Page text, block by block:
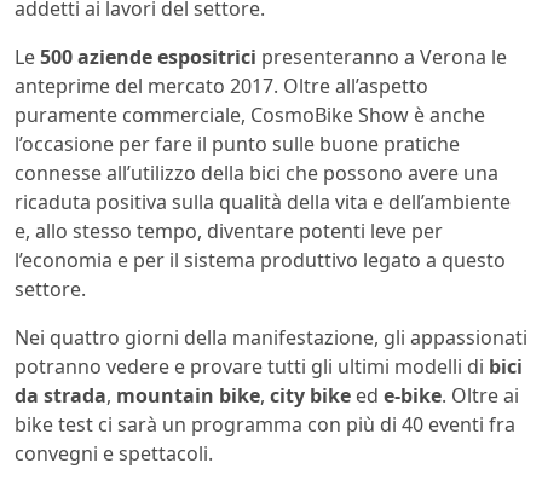
addetti ai lavori del settore.
Le500 aziende espositrici presenteranno a Verona le
anteprime del mercato 2017. Oltre all’aspetto
puramente commerciale, CosmoBike Show è anche
l’occasione per fare il punto sulle buone pratiche
connesse all’utilizzo della bici che possono avere una
ricaduta positiva sulla qualità della vita e dell’ambiente
e, allo stesso tempo, diventare potenti leve per
l’economia e per il sistema produttivo legato a questo
settore.
Nei quattro giorni della manifestazione, gli appassionati
potranno vedere e provare tutti gli ultimi modelli di bici
da strada, mountain bike, city bike ed e-bike. Oltre ai
bike test ci sarà un programma con più di 40 eventi fra
convegni e spettacoli.